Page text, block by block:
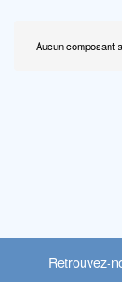
Aucun composant
Retrouvez-